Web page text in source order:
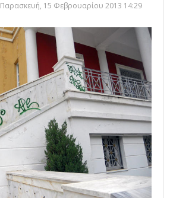
Παρασκευή, 15 Φεβρουαρίου 2013 14:29